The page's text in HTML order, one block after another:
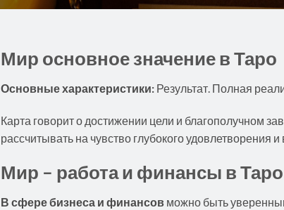
Мир основное значение в Таро
Основные характеристики:Результат. Полная
Карта говорит о достижении цели и благополучном
рассчитывать на чувство глубокого удовлетворения
Мир – работа и финансы в Таро
В сфере бизнеса и финансовможно быть